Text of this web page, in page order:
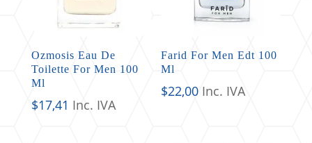
Ozmosis Eau De
Toilette For Men 100
Ml
$17,41 Inc. IVA
Farid For Men Edt 100
Ml
$22,00 Inc. IVA